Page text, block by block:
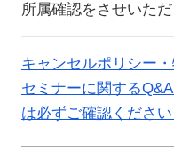
所属確認をさせいた
キャンセルポリシー
セミナーに関する
は必ずご確認ください